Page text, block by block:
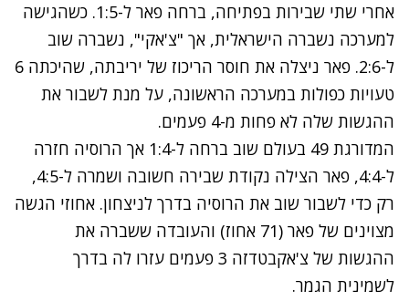
אחרי שתי שבירות בפתיחה, ברחה פאר ל-1:5. כשהגישה
למערכה נשברה הישראלית, אך "צ'אקי", נשברה שוב
ל-2:6. פאר ניצלה את חוסר הריכוז של יריבתה, שהיכתה 6
טעויות כפולות במערכה הראשונה, על מנת לשבור את
ההגשות שלה לא פחות מ-4 פעמים.
המדורגת 49 בעולם שוב ברחה ל-1:4 אך הרוסיה חזרה
ל-4:4, פאר הצילה נקודת שבירה חשובה ושמרה ל-4:5,
רק כדי לשבור שוב את הרוסיה בדרך לניצחון. אחוזי הגשה
מצוינים של פאר (71 אחוז) והעובדה ששברה את
ההגשות של צ'אקבטדזה 3 פעמים עזרו לה בדרך
לשמינית הגמר.